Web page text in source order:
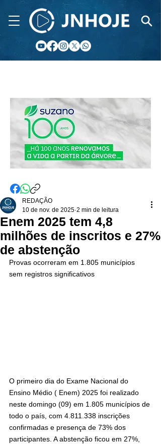
Enem 2025 tem 4,8
milhões de inscritos e 27%
de abstenção
REDAÇÃO
10 de nov. de 2025 2 min de leitura
Provas ocorreram em 1.805 municípios
sem registros significativos
O primeiro dia do Exame Nacional do
Ensino Médio ( Enem) 2025 foi realizado
neste domingo (09) em 1.805 municípios de
todo o país, com 4.811.338 inscrições
confirmadas e presença de 73% dos
participantes. A abstenção ficou em 27%,